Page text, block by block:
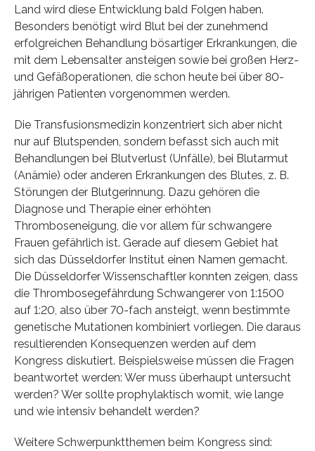
Land wird diese Entwicklung bald Folgen haben.
Besonders benötigt wird Blut bei der zunehmend
erfolgreichen Behandlung bösartiger Erkrankungen, die
mit dem Lebensalter ansteigen sowie bei großen Herz-
und Gefäßoperationen, die schon heute bei über 80-
jährigen Patienten vorgenommen werden.
Die Transfusionsmedizin konzentriert sich aber nicht
nur auf Blutspenden, sondern befasst sich auch mit
Behandlungen bei Blutverlust (Unfälle), bei Blutarmut
(Anämie) oder anderen Erkrankungen des Blutes, z. B.
Störungen der Blutgerinnung. Dazu gehören die
Diagnose und Therapie einer erhöhten
Thromboseneigung, die vor allem für schwangere
Frauen gefährlich ist. Gerade auf diesem Gebiet hat
sich das Düsseldorfer Institut einen Namen gemacht.
Die Düsseldorfer Wissenschaftler konnten zeigen, dass
die Thrombosegefährdung Schwangerer von 1:1500
auf 1:20, also über 70-fach ansteigt, wenn bestimmte
genetische Mutationen kombiniert vorliegen. Die daraus
resultierenden Konsequenzen werden auf dem
Kongress diskutiert. Beispielsweise müssen die Fragen
beantwortet werden: Wer muss überhaupt untersucht
werden? Wer sollte prophylaktisch womit, wie lange
und wie intensiv behandelt werden?
Weitere Schwerpunktthemen beim Kongress sind: